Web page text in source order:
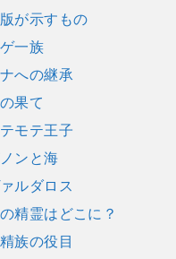
が示すもの
一族
への継承
果て
モテ王子
ンと海
ルダロス
精霊はどこに？
族の役目